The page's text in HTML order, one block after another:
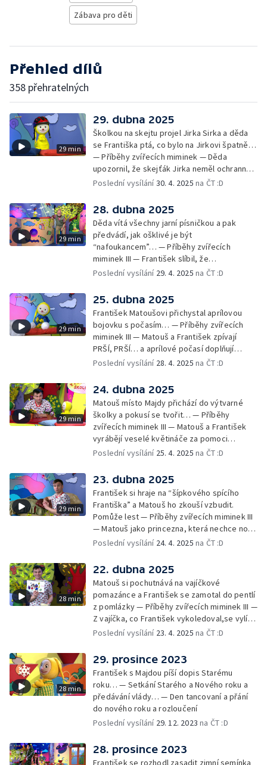
Zábava pro děti
Přehled dílů
358 přehratelných
29 min
29. dubna 2025
Školkou na skejtu projel Jirka Sirka a děda
se Františka ptá, co bylo na Jirkovi špatně…
— Příběhy zvířecích miminek — Děda
upozornil, že skejťák Jirka neměl ochranné
pomůcky: helmu a chrániče pro
Obrázky a rozloučení
Poslední vysílání30. 4. 2025 na ČT :D
29 min
28. dubna 2025
Děda vítá všechny jarní písničkou a pak
předvádí, jak ošklivé je být
“nafoukancem”… — Příběhy zvířecích
miminek III — František slíbil, že
nafoukancem nikdy nebude a děda mu písní
Cvoček astronautem — Obrázky a
rozloučení
Poslední vysílání 29. 4. 2025 na ČT :D
29 min
25. dubna 2025
František Matoušovi přichystal aprílovou
bojovku s počasím… — Příběhy zvířecích
miminek III — Matouš a František zpívají
PRŠÍ, PRŠÍ… a aprílové počasí doplňují
deštěm… — Cvoček astronautem —
Poslední vysílání 28. 4. 2025 na ČT :D
29 min
24. dubna 2025
Matouš místo Majdy přichází do výtvarné
školky a pokusí se tvořit… — Příběhy
zvířecích miminek III — Matouš a František
vyrábějí veselé květináče za pomoci
skořápek z velikonočních vajíček… —
obrázky + rozloučení
Poslední vysílání 25. 4. 2025 na ČT :D
29 min
23. dubna 2025
František si hraje na “šípkového spícího
Františka” a Matouš ho zkouší vzbudit.
Pomůže lest — Příběhy zvířecích miminek III
— Matouš jako princezna, která nechce nosit
brýle… — Cvoček astronautem — Nestyďte
Poslední vysílání 24. 4. 2025 na ČT :D
28 min
22. dubna 2025
Matouš si pochutnává na vajíčkové
pomazánce a František se zamotal do pentlí
z pomlázky — Příběhy zvířecích miminek III —
Z vajíčka, co František vykoledoval,se vylíhl
drak. Nejí princezny, ale miluje vajíčkovou
Rozloučení
Poslední vysílání 23. 4. 2025 na ČT :D
28 min
29. prosince 2023
František s Majdou píší dopis Starému
roku… — Setkání Starého a Nového roku a
předávání vlády… — Den tancovaní a přání
do nového roku a rozloučení
Poslední vysílání 29. 12. 2023 na ČT :D
28. prosince 2023
František se rozhodl zasadit zimní semínka